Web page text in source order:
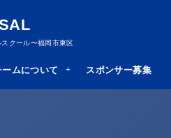
クール〜福岡市東区
ームについて スポンサー募集